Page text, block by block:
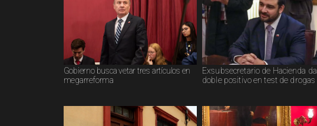
Gobierno busca vetar tres artículos en
megarreforma
Exsubsecretario de Hacienda da
doble positivo en test de drogas